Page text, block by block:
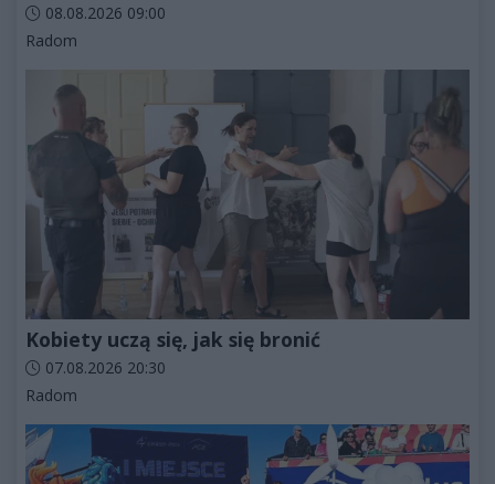
Data dodania artykułu:
08.08.2026 09:00
Kategorie artykułu:
Radom
Kobiety uczą się, jak się bronić
Data dodania artykułu:
07.08.2026 20:30
Kategorie artykułu:
Radom